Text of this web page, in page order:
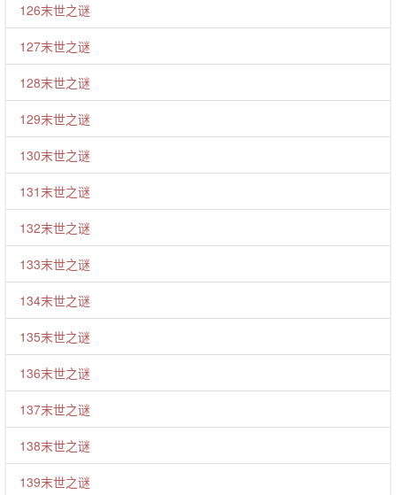
126末世之谜
127末世之谜
128末世之谜
129末世之谜
130末世之谜
131末世之谜
132末世之谜
133末世之谜
134末世之谜
135末世之谜
136末世之谜
137末世之谜
138末世之谜
139末世之谜